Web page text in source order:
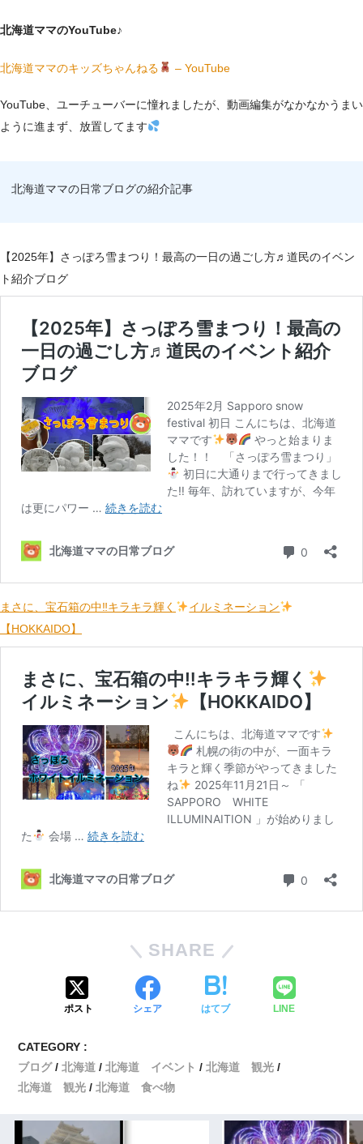
北海道ママのYouTube♪
北海道ママのキッズちゃんねる – YouTube
YouTube、ユーチューバーに憧れましたが、動画編集がなかなかうまい
ように進まず、放置してます
北海道ママの日常ブログの紹介記事
【2025年】さっぽろ雪まつり！最高の一日の過ごし方♬道民のイベン
ト紹介ブログ
まさに、宝石箱の中‼キラキラ輝く
イルミネーション
【HOKKAIDO】
SHARE
ポスト シェア はてブ LINE
CATEGORY :
ブログ
北海道 北海道 イベント
北海道 観光
北海道 観光
北海道 食べ物